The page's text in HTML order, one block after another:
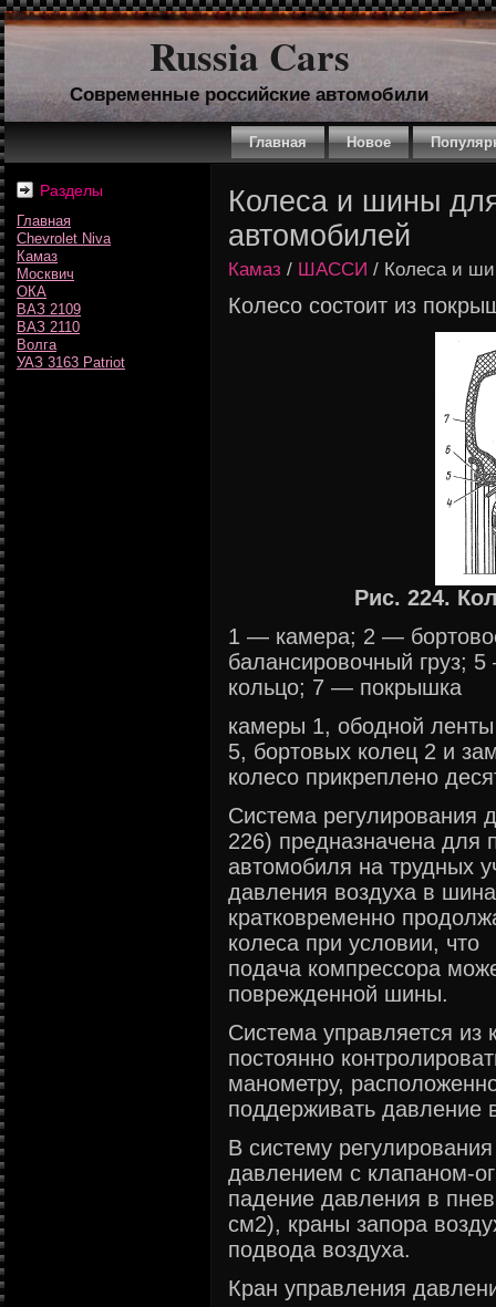
Russia Cars
Современные российские автомобили
Главная Новое
Разделы
Главная
Chevrolet Niva
Камаз
Москвич
ОКА
ВАЗ 2109
ВАЗ 2110
Волга
УАЗ 3163 Patriot
Колеса и шины
автомобилей
Камаз / ШАССИ / Колеса и
Колесо состоит из
Рис. 224.
1 — камера; 2 —
балансировочный груз;
кольцо; 7 — покрышка
камеры 1, ободной
5, бортовых колец 2 и
колесо прикреплено
Система регулирования
226) предназначена для
автомобиля на трудных
давления воздуха в
кратковременно
колеса при условии, что
подача компрессора
поврежденной шины.
Система управляется из
постоянно
манометру,
поддерживать давление
В систему
давлением с клапаном-
падение давления в
см2), краны запора
подвода воздуха.
Кран управления